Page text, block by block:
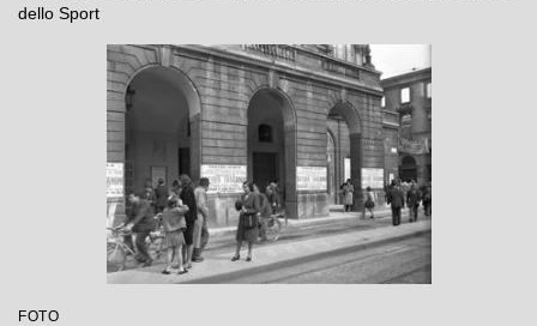
dello Sport
FOTO